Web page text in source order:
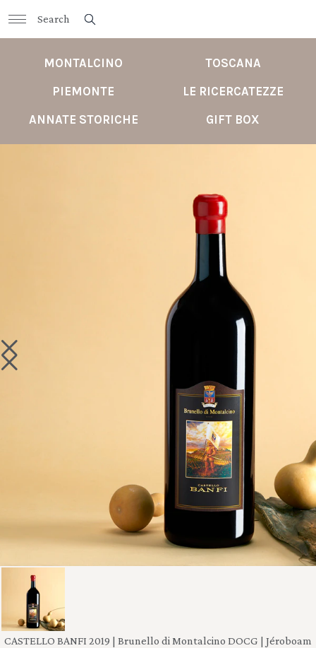
MONTALCINO
TOSCANA
PIEMONTE
LE RICERCATEZZE
ANNATE STORICHE
GIFT BOX
CASTELLO BANFI 2019 | Brunello di Montalcino DOCG | Jéroboam